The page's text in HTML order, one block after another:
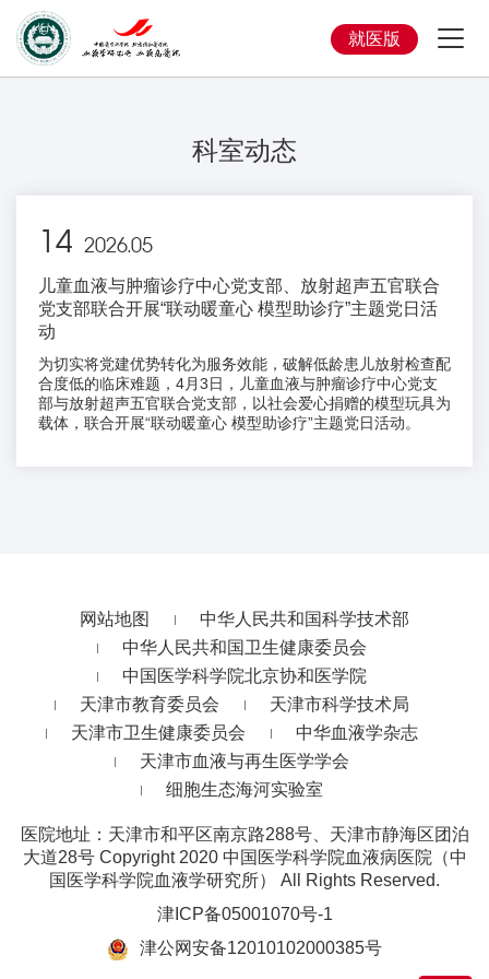
就医版
科室动态
14 2026.05
儿童血液与肿瘤诊疗中心党支部、放射超声五官联合
党支部联合开展“联动暖童心 模型助诊疗”主题党日活
动
为切实将党建优势转化为服务效能，破解低龄患儿放射检查配
合度低的临床难题，4月3日，儿童血液与肿瘤诊疗中心党支
部与放射超声五官联合党支部，以社会爱心捐赠的模型玩具为
载体，联合开展“联动暖童心 模型助诊疗”主题党日活动。
网站地图
中华人民共和国科学技术部
中华人民共和国卫生健康委员会
中国医学科学院北京协和医学院
天津市教育委员会
天津市科学技术局
天津市卫生健康委员会
中华血液学杂志
天津市血液与再生医学学会
细胞生态海河实验室
医院地址：天津市和平区南京路288号、天津市静海区团泊
大道28号 Copyright 2020 中国医学科学院血液病医院（中
国医学科学院血液学研究所） All Rights Reserved.
津ICP备05001070号-1
津公网安备12010102000385号